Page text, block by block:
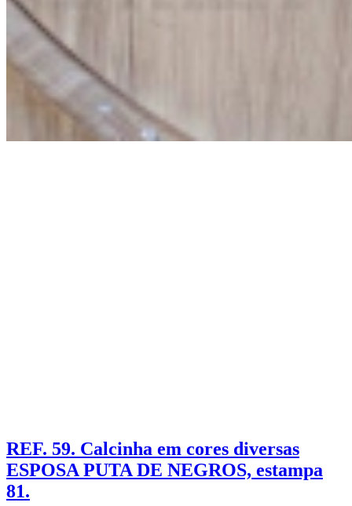
REF. 59. Calcinha em cores diversas
ESPOSA PUTA DE NEGROS, estampa
81.